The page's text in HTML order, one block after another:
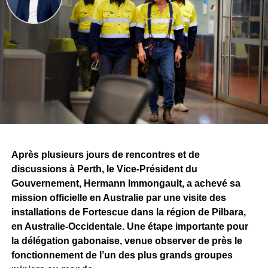
Après plusieurs jours de rencontres et de
discussions à Perth, le Vice-Président du
Gouvernement, Hermann Immongault, a achevé sa
mission officielle en Australie par une visite des
installations de Fortescue dans la région de Pilbara,
en Australie-Occidentale. Une étape importante pour
la délégation gabonaise, venue observer de près le
fonctionnement de l’un des plus grands groupes